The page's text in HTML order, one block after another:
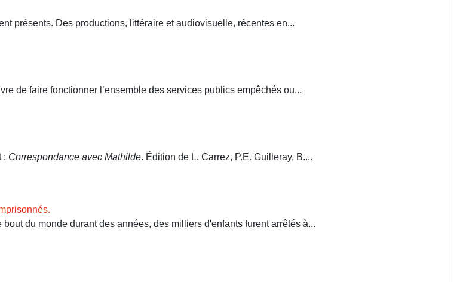
présents. Des productions, littéraire et audiovisuelle, récentes en...
de faire fonctionner l’ensemble des services publics empêchés ou...
: Correspondance avec Mathilde. Édition de L. Carrez, P.E. Guilleray, B....
du monde durant des années, des milliers d'enfants furent arrêtés à...